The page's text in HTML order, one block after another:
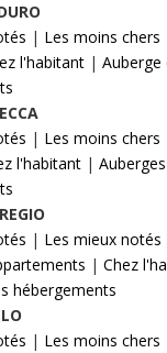
| Les moins chers
l'habitant | Auberge
| Les moins chers
l'habitant |
| Les mieux notés
| Chez
hébergements
| Les moins chers